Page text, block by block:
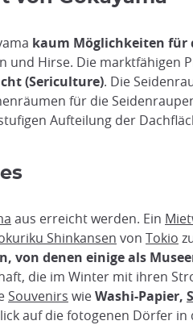
kaum Möglichkeiten für
Hirse. Die marktfähigen
(Sericulture). Die
für die
Aufteilung der
aus erreicht werden. Ein
Shinkansen von Tokio
von denen einige als
die im Winter mit ihren
Souvenirs wieWashi-Papier,
auf die fotogenen Dörfer in